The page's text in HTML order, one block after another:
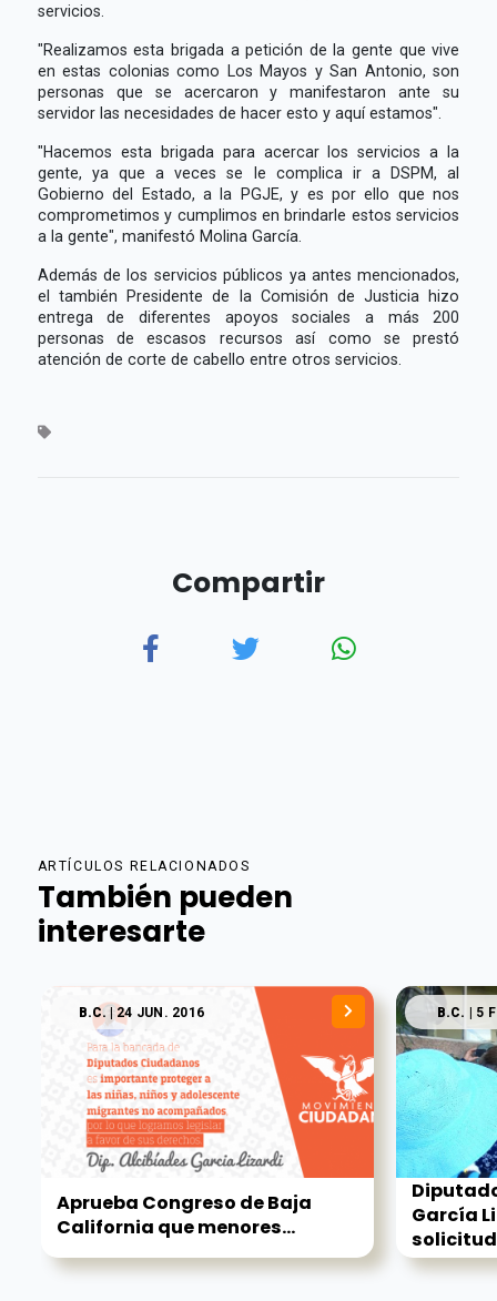
servicios.
"Realizamos esta brigada a petición de la gente que vive
en estas colonias como Los Mayos y San Antonio, son
personas que se acercaron y manifestaron ante su
servidor las necesidades de hacer esto y aquí estamos".
"Hacemos esta brigada para acercar los servicios a la
gente, ya que a veces se le complica ir a DSPM, al
Gobierno del Estado, a la PGJE, y es por ello que nos
comprometimos y cumplimos en brindarle estos servicios
a la gente", manifestó Molina García.
Además de los servicios públicos ya antes mencionados,
el también Presidente de la Comisión de Justicia hizo
entrega de diferentes apoyos sociales a más 200
personas de escasos recursos así como se prestó
atención de corte de cabello entre otros servicios.
Compartir
ARTÍCULOS RELACIONADOS
También pueden
interesarte
B.C. | 24 JUN. 2016
Aprueba Congreso de Baja
California que menores...
B.C. | 5
García